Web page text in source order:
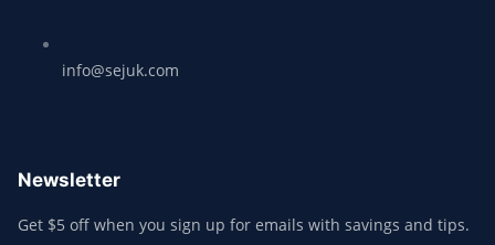
info@sejuk.com
Newsletter
Get $5 off when you sign up for emails with savings and tips.